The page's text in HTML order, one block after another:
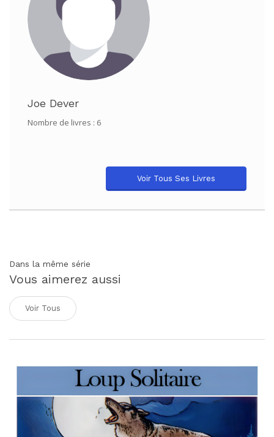
Joe Dever
Nombre de livres : 6
Voir Tous Ses Livres
Dans la même série
Vous aimerez aussi
Voir Tous